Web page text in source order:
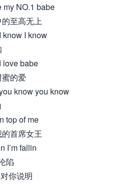
my NO.1 babe
至高无上
know I know
love babe
的爱
know you know
top of me
首席女王
I’m fallin
陷
你说明